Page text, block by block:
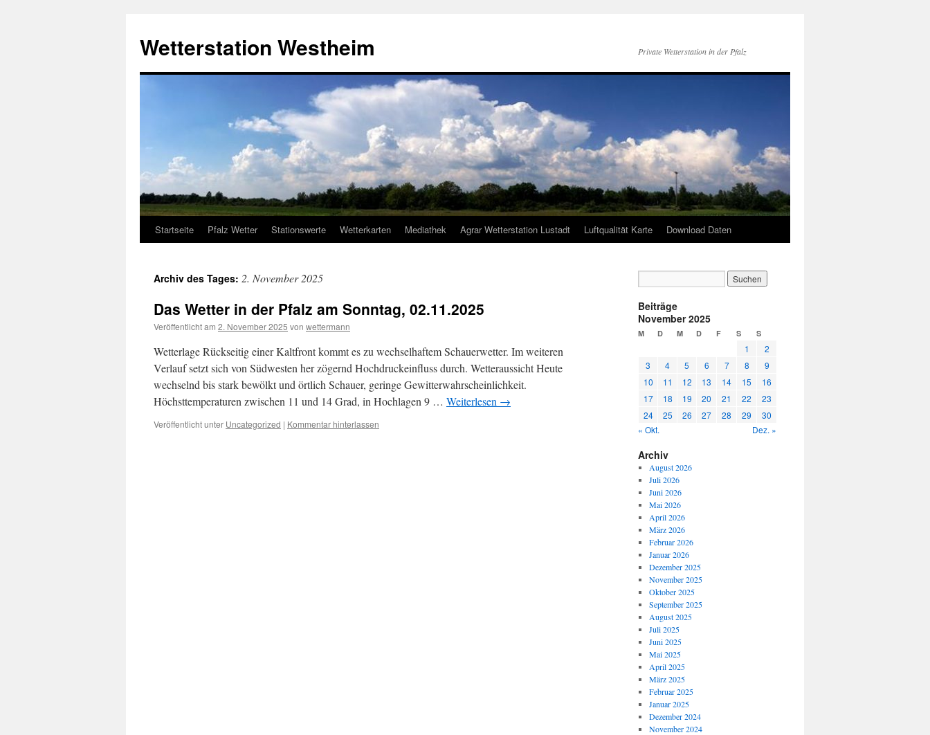
springen
Wetterstation Westheim Private Wetterstation in der Pfalz
Startseite Pfalz Wetter Stationswerte Wetterkarten Mediathek Agrar Wetterstation Lustadt Luftqualität Karte Download Daten
Archiv des Tages: 2. November 2025
Das Wetter in der Pfalz am Sonntag, 02.11.2025
Veröffentlicht am 2. November 2025 von wettermann
Wetterlage Rückseitig einer Kaltfront kommt es zu wechselhaftem Schauerwetter. Im weiteren
Verlauf setzt sich von Südwesten her zögernd Hochdruckeinfluss durch. Wetteraussicht Heute
wechselnd bis stark bewölkt und örtlich Schauer, geringe Gewitterwahrscheinlichkeit.
Höchsttemperaturen zwischen 11 und 14 Grad, in Hochlagen 9 … Weiterlesen →
Veröffentlicht unter Uncategorized | Kommentar hinterlassen
Beiträge
November 2025
M D M D F S S
1
2
3
4 5 6 7 8
9
10
11 12 13 14 15
16
17
18 19 20 21 22
23
24
25 26 27 28 29
30
« Okt.
Dez. »
Archiv
August 2026
Juli 2026
Juni 2026
Mai 2026
April 2026
März 2026
Februar 2026
Januar 2026
Dezember 2025
November 2025
Oktober 2025
September 2025
August 2025
Juli 2025
Juni 2025
Mai 2025
April 2025
März 2025
Februar 2025
Januar 2025
Dezember 2024
November 2024